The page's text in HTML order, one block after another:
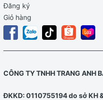
Đăng ký
Giỏ hàng
CÔNG TY TNHH TRANG ANH
ĐKKD: 0110755194 do sở KH